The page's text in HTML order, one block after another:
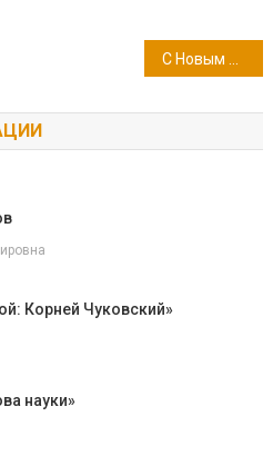
Корней Чуковский»
науки»